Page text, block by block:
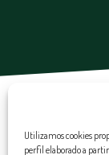
Utilizamos cookies
perfil elaborado a
Política de